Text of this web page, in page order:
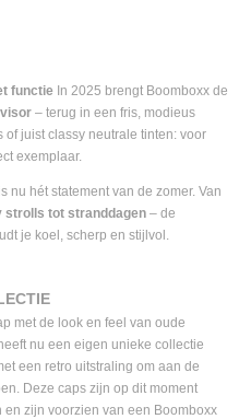
functie In 2025 brengt Boomboxx de
– terug in een fris, modieus
juist classy neutrale tinten: voor
exemplaar.
nu hét statement van de zomer. Van
strolls tot stranddagen – de
je koel, scherp en stijlvol.
met de look en feel van oude
nu een eigen unieke collectie
een retro uitstraling om aan de
Deze caps zijn op dit moment
zijn voorzien van een Boomboxx